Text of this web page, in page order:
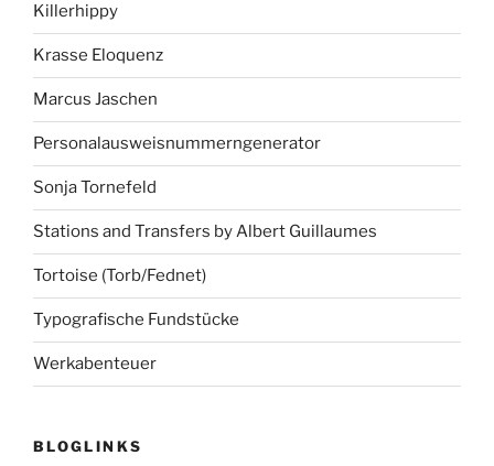
Killerhippy
Krasse Eloquenz
Marcus Jaschen
Personalausweisnummerngenerator
Sonja Tornefeld
Stations and Transfers by Albert Guillaumes
Tortoise (Torb/Fednet)
Typografische Fundstücke
Werkabenteuer
BLOGLINKS